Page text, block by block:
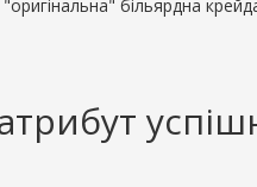
більярдна